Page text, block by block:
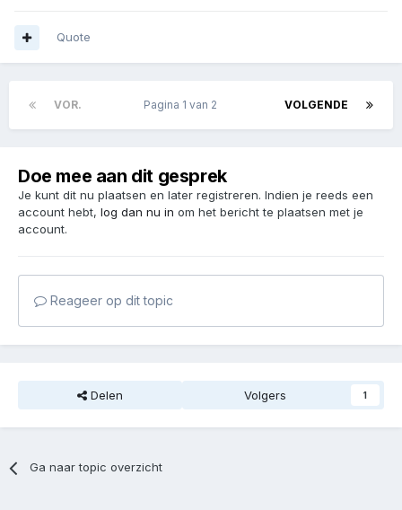
Quote
VOR. VOLGENDE
Pagina 1 van 2
Doe mee aan dit gesprek
Je kunt dit nu plaatsen en later registreren. Indien je reeds een
account hebt, log dan nu in om het bericht te plaatsen met je
account.
Reageer op dit topic
Delen Volgers 1
Ga naar topic overzicht